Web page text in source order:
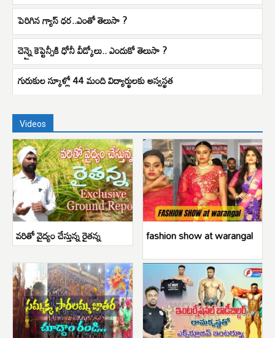
పెరిగిన గ్యాస్ ధర..ఎంతో తెలుసా ?
చెన్నై కెప్టెన్సీకి ధోనీ వీడ్కోలు.. ఎందుకో తెలుసా ?
గురుకుల స్కూళ్లో 44 మంది విద్యార్థులకు అస్వస్థత
Videos
వరితో వైద్యం చేస్తున్న రైతన్న fashion show at warangal